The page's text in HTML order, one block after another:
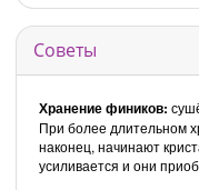
Советы
Хранение фиников:
При более длительном
наконец, начинают
усиливается и они